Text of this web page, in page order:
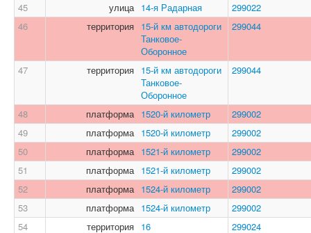
45
улица 14-я Радарная
299022
46
территория 15-й км автодороги
Танковое-
Оборонное
299044
47 территория 15-й км автодороги
Танковое-
Оборонное
299044
48 платформа 1520-й километр
299002
49
платформа 1520-й километр
299002
50
платформа 1521-й километр
299002
51
платформа 1521-й километр
299002
52
платформа 1524-й километр
299002
53
платформа 1524-й километр
299002
54
территория 16
299024